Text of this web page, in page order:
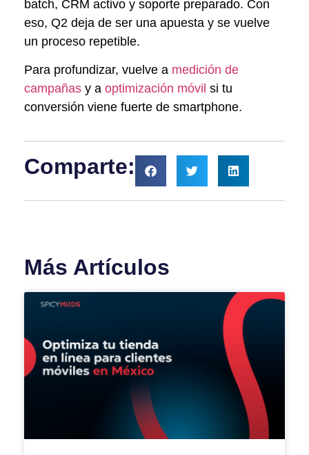
batch, CRM activo y soporte preparado. Con
eso, Q2 deja de ser una apuesta y se vuelve
un proceso repetible.
Para profundizar, vuelve a medición de
campañas y a optimización móvil si tu
conversión viene fuerte de smartphone.
Comparte:
Más Artículos